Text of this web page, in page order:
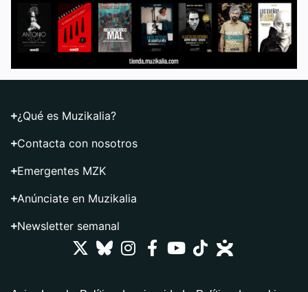
¿Qué es Muzikalia?
Contacta con nosotros
Emergentes MZK
Anúnciate en Muzikalia
Newsletter semanal